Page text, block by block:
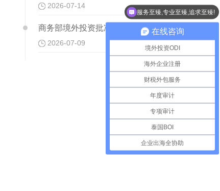
2026-07-14
商务部境外投资批准证书是什么
2026-07-09
在线咨询
境外投资ODI
海外企业注册
财税外包服务
年度审计
专项审计
泰国BOI
企业出海全协助
服务至臻,专业至臻,追求至臻!